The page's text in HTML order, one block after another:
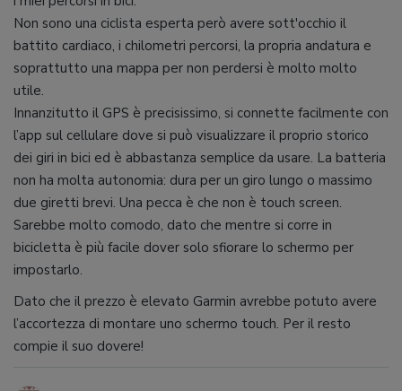
Non sono una ciclista esperta però avere sott'occhio il
battito cardiaco, i chilometri percorsi, la propria andatura e
soprattutto una mappa per non perdersi è molto molto
utile.
Innanzitutto il GPS è precisissimo, si connette facilmente con
l’app sul cellulare dove si può visualizzare il proprio storico
dei giri in bici ed è abbastanza semplice da usare. La batteria
non ha molta autonomia: dura per un giro lungo o massimo
due giretti brevi. Una pecca è che non è touch screen.
Sarebbe molto comodo, dato che mentre si corre in
bicicletta è più facile dover solo sfiorare lo schermo per
impostarlo.
Dato che il prezzo è elevato Garmin avrebbe potuto avere
l’accortezza di montare uno schermo touch. Per il resto
compie il suo dovere!